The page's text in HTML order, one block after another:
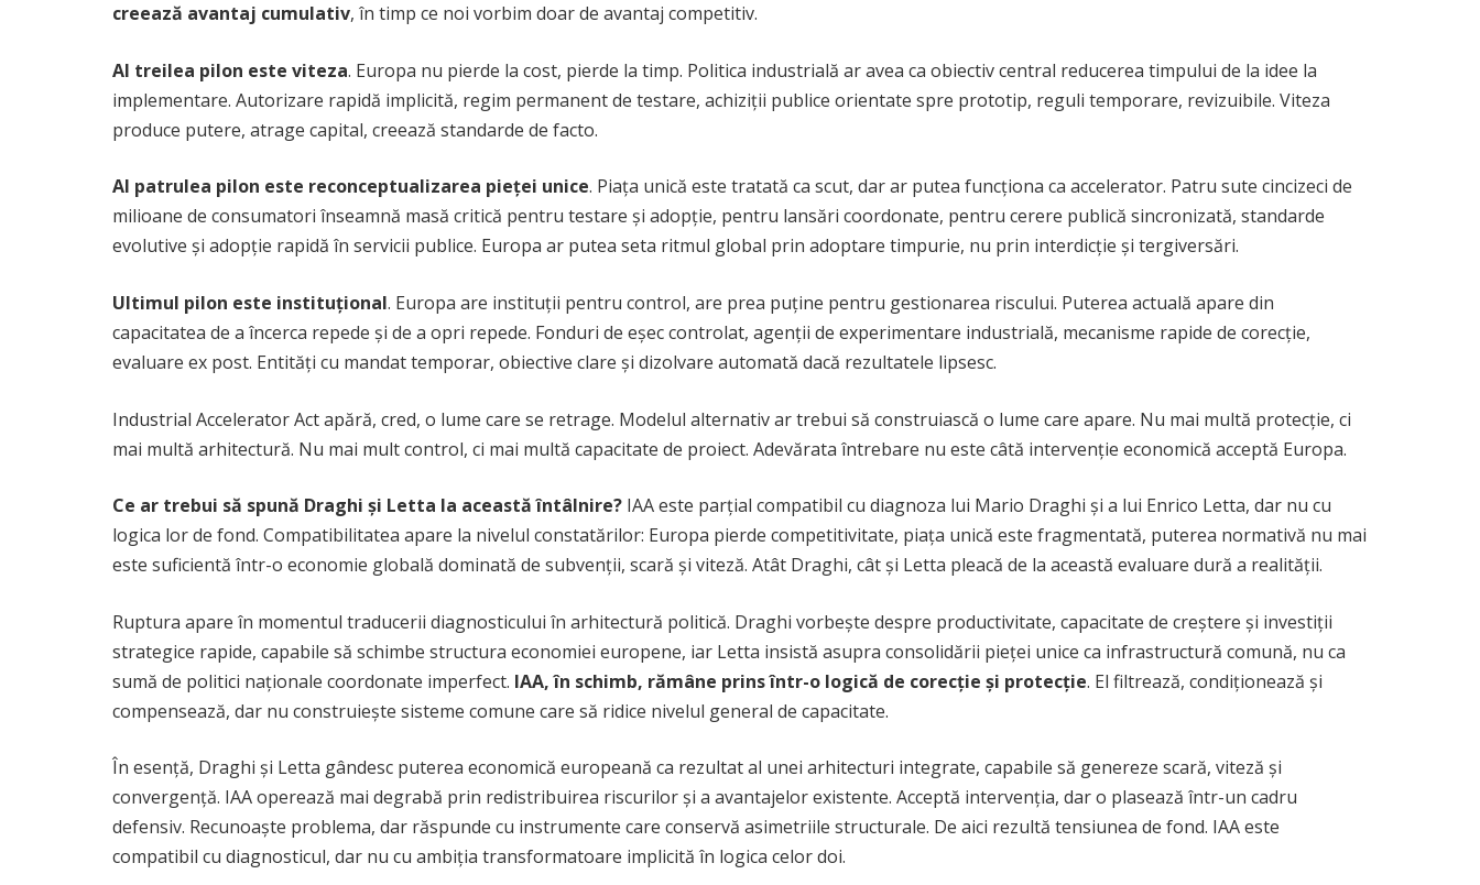
creează avantaj cumulativ, în timp ce noi vorbim doar de avantaj competitiv.
Al treilea pilon este viteza. Europa nu pierde la cost, pierde la timp. Politica industrială ar avea ca obiectiv central reducerea timpului de la idee la
implementare. Autorizare rapidă implicită, regim permanent de testare, achiziții publice orientate spre prototip, reguli temporare, revizuibile. Viteza
produce putere, atrage capital, creează standarde de facto.
Al patrulea pilon este reconceptualizarea pieței unice. Piața unică este tratată ca scut, dar ar putea funcționa ca accelerator. Patru sute cincizeci de
milioane de consumatori înseamnă masă critică pentru testare și adopție, pentru lansări coordonate, pentru cerere publică sincronizată, standarde
evolutive și adopție rapidă în servicii publice. Europa ar putea seta ritmul global prin adoptare timpurie, nu prin interdicție și tergiversări.
Ultimul pilon este instituțional. Europa are instituții pentru control, are prea puține pentru gestionarea riscului. Puterea actuală apare din
capacitatea de a încerca repede și de a opri repede. Fonduri de eșec controlat, agenții de experimentare industrială, mecanisme rapide de corecție,
evaluare ex post. Entități cu mandat temporar, obiective clare și dizolvare automată dacă rezultatele lipsesc.
Industrial Accelerator Act apără, cred, o lume care se retrage. Modelul alternativ ar trebui să construiască o lume care apare. Nu mai multă protecție, ci
mai multă arhitectură. Nu mai mult control, ci mai multă capacitate de proiect. Adevărata întrebare nu este câtă intervenție economică acceptă Europa.
Ce ar trebui să spună Draghi și Letta la această întâlnire? IAA este parțial compatibil cu diagnoza lui Mario Draghi și a lui Enrico Letta, dar nu cu
logica lor de fond. Compatibilitatea apare la nivelul constatărilor: Europa pierde competitivitate, piața unică este fragmentată, puterea normativă nu mai
este suficientă într-o economie globală dominată de subvenții, scară și viteză. Atât Draghi, cât și Letta pleacă de la această evaluare dură a realității.
Ruptura apare în momentul traducerii diagnosticului în arhitectură politică. Draghi vorbește despre productivitate, capacitate de creștere și investiții
strategice rapide, capabile să schimbe structura economiei europene, iar Letta insistă asupra consolidării pieței unice ca infrastructură comună, nu ca
sumă de politici naționale coordonate imperfect. IAA, în schimb, rămâne prins într-o logică de corecție și protecție. El filtrează, condiționează și
compensează, dar nu construiește sisteme comune care să ridice nivelul general de capacitate.
În esență, Draghi și Letta gândesc puterea economică europeană ca rezultat al unei arhitecturi integrate, capabile să genereze scară, viteză și
convergență. IAA operează mai degrabă prin redistribuirea riscurilor și a avantajelor existente. Acceptă intervenția, dar o plasează într-un cadru
defensiv. Recunoaște problema, dar răspunde cu instrumente care conservă asimetriile structurale. De aici rezultă tensiunea de fond. IAA este
compatibil cu diagnosticul, dar nu cu ambiția transformatoare implicită în logica celor doi.